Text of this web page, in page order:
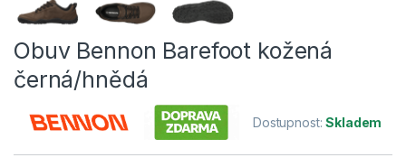
Obuv Bennon Barefoot kožená
černá/hnědá
Dostupnost:Skladem